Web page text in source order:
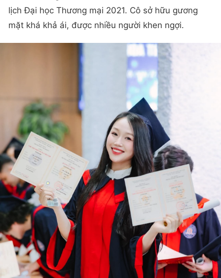
lịch Đại học Thương mại 2021. Cô sở hữu gương
mặt khá khả ái, được nhiều người khen ngợi.